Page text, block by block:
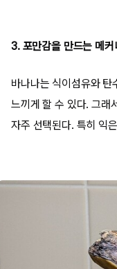
3. 포만감을 만드는 메커
바나나는 식이섬유와 탄
느끼게 할 수 있다. 그래
자주 선택된다. 특히 익